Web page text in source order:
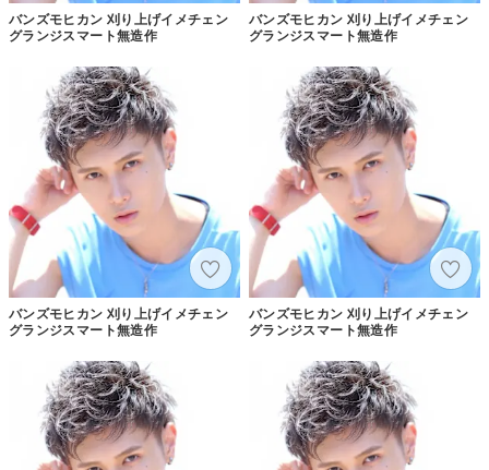
バンズモヒカン 刈り上げイメチェン
グランジスマート無造作
バンズモヒカン 刈り上げイメチェン
グランジスマート無造作
バンズモヒカン 刈り上げイメチェン
グランジスマート無造作
バンズモヒカン 刈り上げイメチェン
グランジスマート無造作